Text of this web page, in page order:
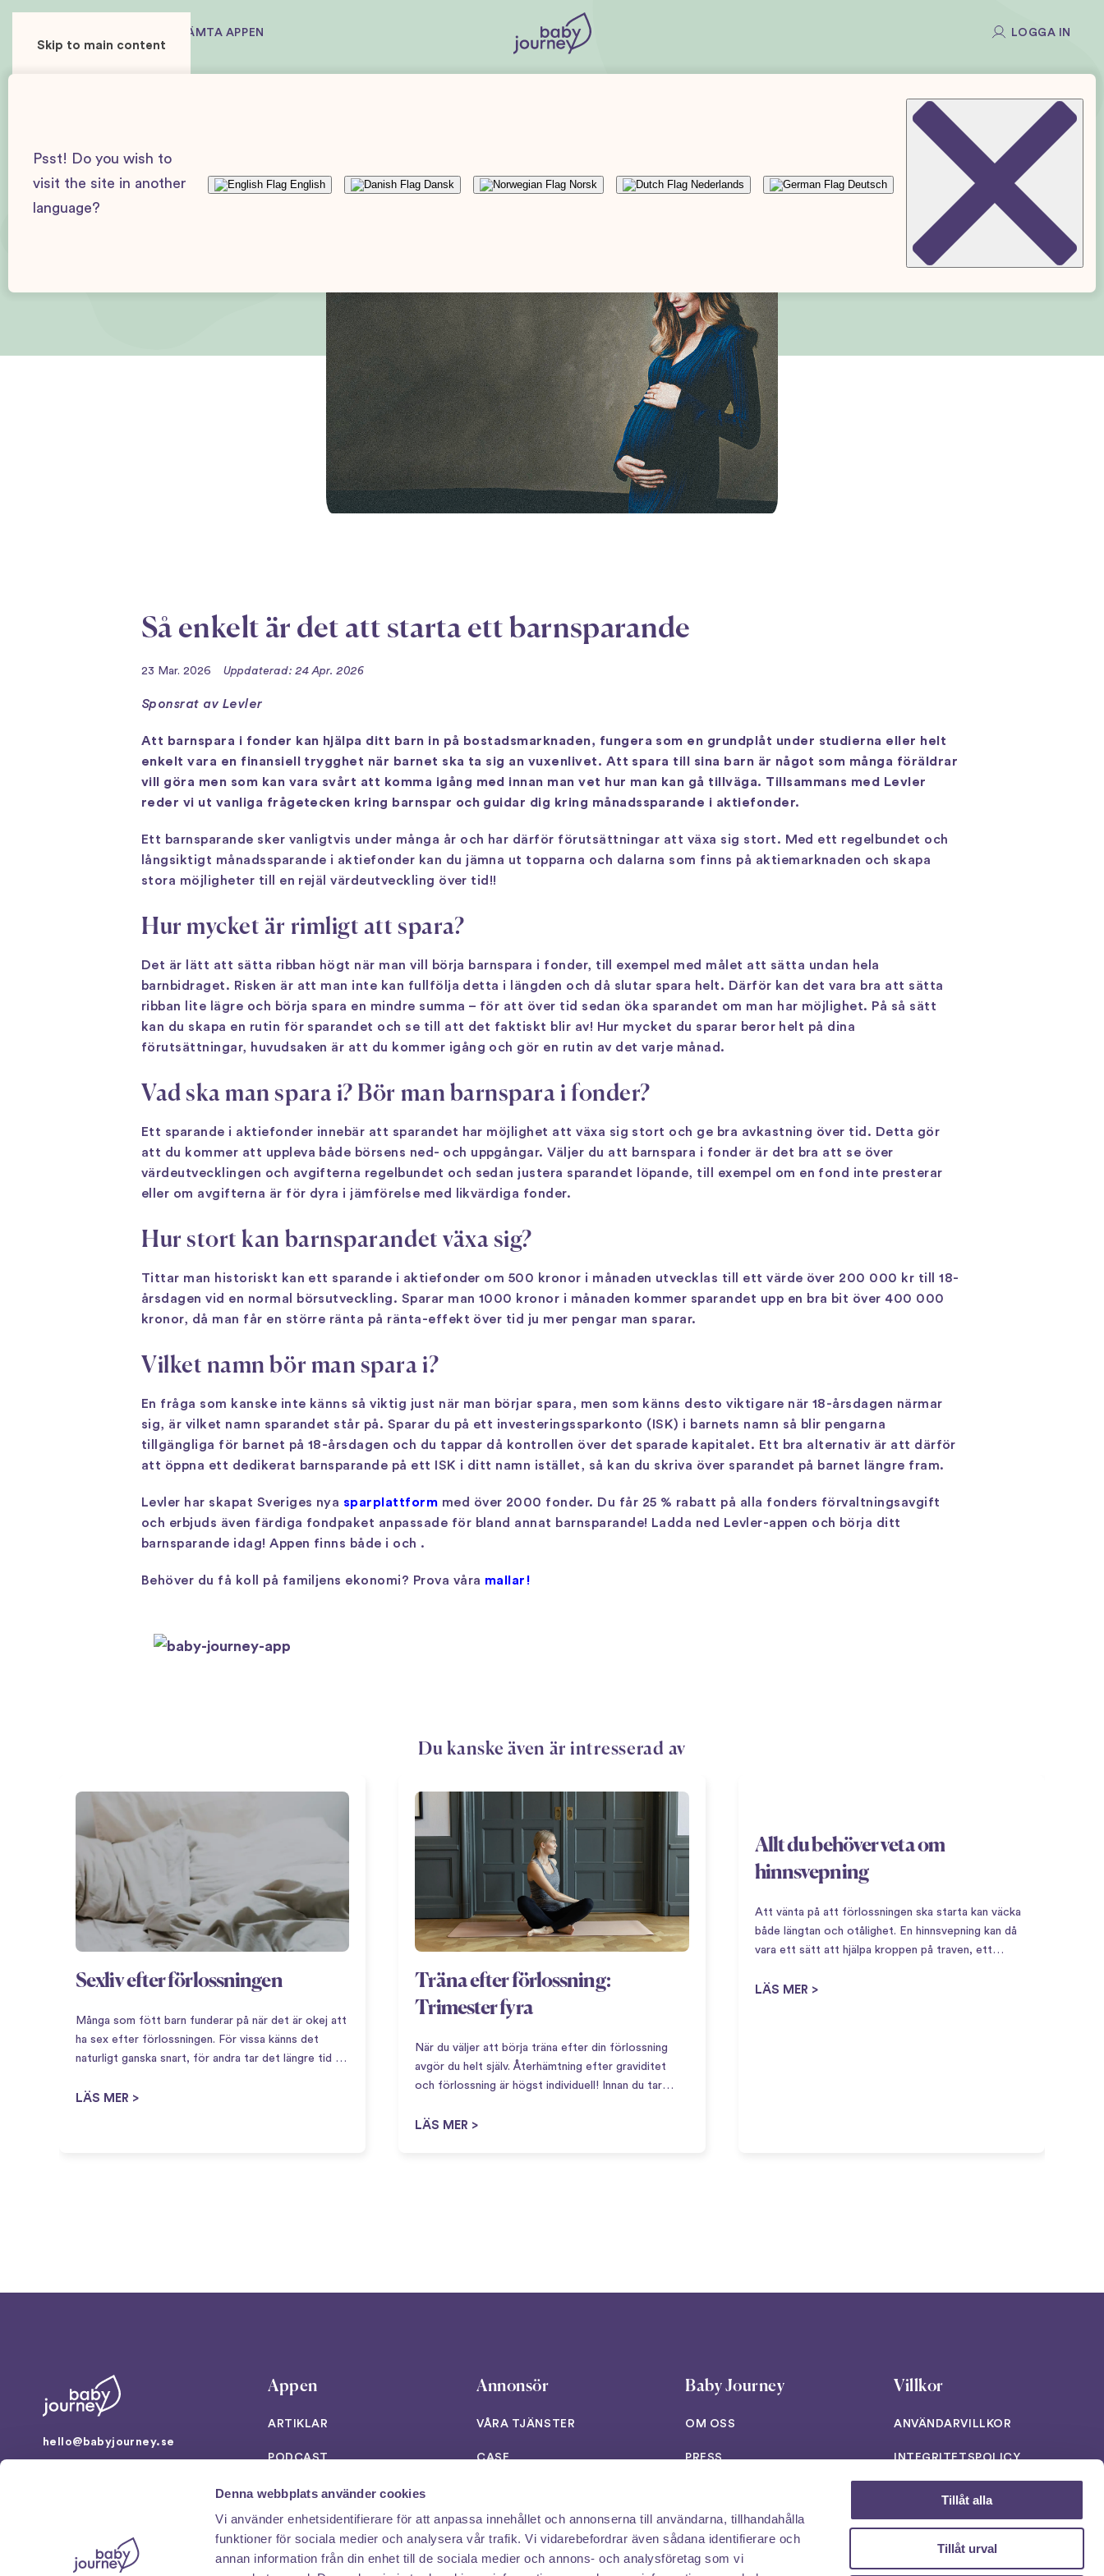
Denna webbplats använder cookies
Vi använder enhetsidentifierare för att anpassa innehållet och annonserna till användarna, tillhandahålla
funktioner för sociala medier och analysera vår trafik. Vi vidarebefordrar även sådana identifierare och
annan information från din enhet till de sociala medier och annons- och analysföretag som vi
Tillåt alla
Tillåt urval
Skip to main content
HÄMTA APPEN LOGGA IN
Så enkelt är det att starta ett barnsparande
23 Mar. 2026 Uppdaterad: 24 Apr. 2026
Sponsrat av Levler
Att barnspara i fonder kan hjälpa ditt barn in på bostadsmarknaden, fungera som en grundplåt under studierna eller helt
enkelt vara en finansiell trygghet när barnet ska ta sig an vuxenlivet. Att spara till sina barn är något som många föräldrar
vill göra men som kan vara svårt att komma igång med innan man vet hur man kan gå tillväga. Tillsammans med Levler
reder vi ut vanliga frågetecken kring barnspar och guidar dig kring månadssparande i aktiefonder.
Ett barnsparande sker vanligtvis under många år och har därför förutsättningar att växa sig stort. Med ett regelbundet och
långsiktigt månadssparande i aktiefonder kan du jämna ut topparna och dalarna som finns på aktiemarknaden och skapa
stora möjligheter till en rejäl värdeutveckling över tid!!
Hur mycket är rimligt att spara?
Det är lätt att sätta ribban högt när man vill börja barnspara i fonder, till exempel med målet att sätta undan hela
barnbidraget. Risken är att man inte kan fullfölja detta i längden och då slutar spara helt. Därför kan det vara bra att sätta
ribban lite lägre och börja spara en mindre summa – för att över tid sedan öka sparandet om man har möjlighet. På så sätt
kan du skapa en rutin för sparandet och se till att det faktiskt blir av! Hur mycket du sparar beror helt på dina
förutsättningar, huvudsaken är att du kommer igång och gör en rutin av det varje månad.
Vad ska man spara i? Bör man barnspara i fonder?
Ett sparande i aktiefonder innebär att sparandet har möjlighet att växa sig stort och ge bra avkastning över tid. Detta gör
att du kommer att uppleva både börsens ned- och uppgångar. Väljer du att barnspara i fonder är det bra att se över
värdeutvecklingen och avgifterna regelbundet och sedan justera sparandet löpande, till exempel om en fond inte presterar
eller om avgifterna är för dyra i jämförelse med likvärdiga fonder.
Hur stort kan barnsparandet växa sig?
Tittar man historiskt kan ett sparande i aktiefonder om 500 kronor i månaden utvecklas till ett värde över 200 000 kr till 18-
årsdagen vid en normal börsutveckling. Sparar man 1000 kronor i månaden kommer sparandet upp en bra bit över 400 000
kronor, då man får en större ränta på ränta-effekt över tid ju mer pengar man sparar.
Vilket namn bör man spara i?
En fråga som kanske inte känns så viktig just när man börjar spara, men som känns desto viktigare när 18-årsdagen närmar
sig, är vilket namn sparandet står på. Sparar du på ett investeringssparkonto (ISK) i barnets namn så blir pengarna
tillgängliga för barnet på 18-årsdagen och du tappar då kontrollen över det sparade kapitalet. Ett bra alternativ är att därför
att öppna ett dedikerat barnsparande på ett ISK i ditt namn istället, så kan du skriva över sparandet på barnet längre fram.
Levler har skapat Sveriges nya sparplattform med över 2000 fonder. Du får 25 % rabatt på alla fonders förvaltningsavgift
och erbjuds även färdiga fondpaket anpassade för bland annat barnsparande! Ladda ned Levler-appen och börja ditt
barnsparande idag! Appen finns både i och .
Behöver du få koll på familjens ekonomi? Prova våra mallar!
Du kanske även är intresserad av
Sexliv efter förlossningen
Många som fött barn funderar på när det är okej att
ha sex efter förlossningen. För vissa känns det
naturligt ganska snart, för andra tar det längre tid –
omställning,…
LÄS MER >
Träna efter förlossning:
Trimester fyra
När du väljer att börja träna efter din förlossning
avgör du helt själv. Återhämtning efter graviditet
och förlossning är högst individuell! Innan du tar
vara bra att definiera vad som menas…
LÄS MER >
Allt du behöver veta om
hinnsvepning
Att vänta på att förlossningen ska starta kan väcka
både längtan och otålighet. En hinnsvepning kan då
vara ett sätt att hjälpa kroppen på traven, ett
kroppen börjar bli redo. Vad är en hinnsvepning?…
LÄS MER >
hello@babyjourney.se
DE
Appen
ARTIKLAR
PODCAST
VERKTYG
SUPPORT
Annonsör
VÅRA TJÄNSTER
CASE
B2B NYHETSBREV
Baby Journey
OM OSS
PRESS
KONTAKT
Villkor
ANVÄNDARVILLKOR
INTEGRITETSPOLICY
Ladda ner vår app!
Psst! Do you wish to
visit the site in another
language?
English Dansk Norsk Nederlands Deutsch